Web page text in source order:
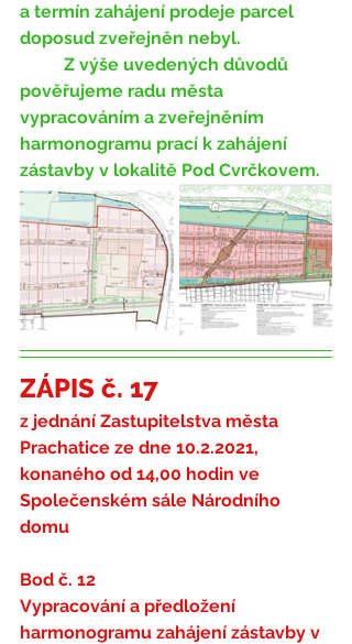
a termín zahájení prodeje parcel
doposud zveřejněn nebyl.
pověřujeme radu města
vypracováním a zveřejněním
harmonogramu prací k zahájení
zástavby v lokalitě Pod Cvrčkovem.
ZÁPIS č. 17
z jednání Zastupitelstva města
Prachatice ze dne 10.2.2021,
konaného od 14,00 hodin ve
Společenském sále Národního
domu
Bod č. 12
Vypracování a předložení
harmonogramu zahájení zástavby v